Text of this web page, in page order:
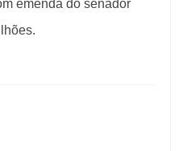
emenda do senador